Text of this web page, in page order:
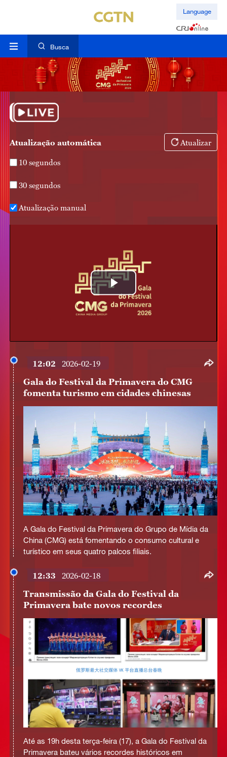
Language
Busca
Atualização automática Atualizar
10 segundos
30 segundos
Atualização manual
Play
Video
12:02 2026-02-19
Gala do Festival da Primavera do CMG
fomenta turismo em cidades chinesas
a
modal
window.
No compatible source was found for this media.
A Gala do Festival da Primavera do Grupo de Mídia da
China (CMG) está fomentando o consumo cultural e
turístico em seus quatro palcos filiais.
12:33 2026-02-18
Transmissão da Gala do Festival da
Primavera bate novos recordes
a
modal
window.
No compatible source was found for this media.
Até as 19h desta terça-feira (17), a Gala do Festival da
Primavera bateu vários recordes históricos em